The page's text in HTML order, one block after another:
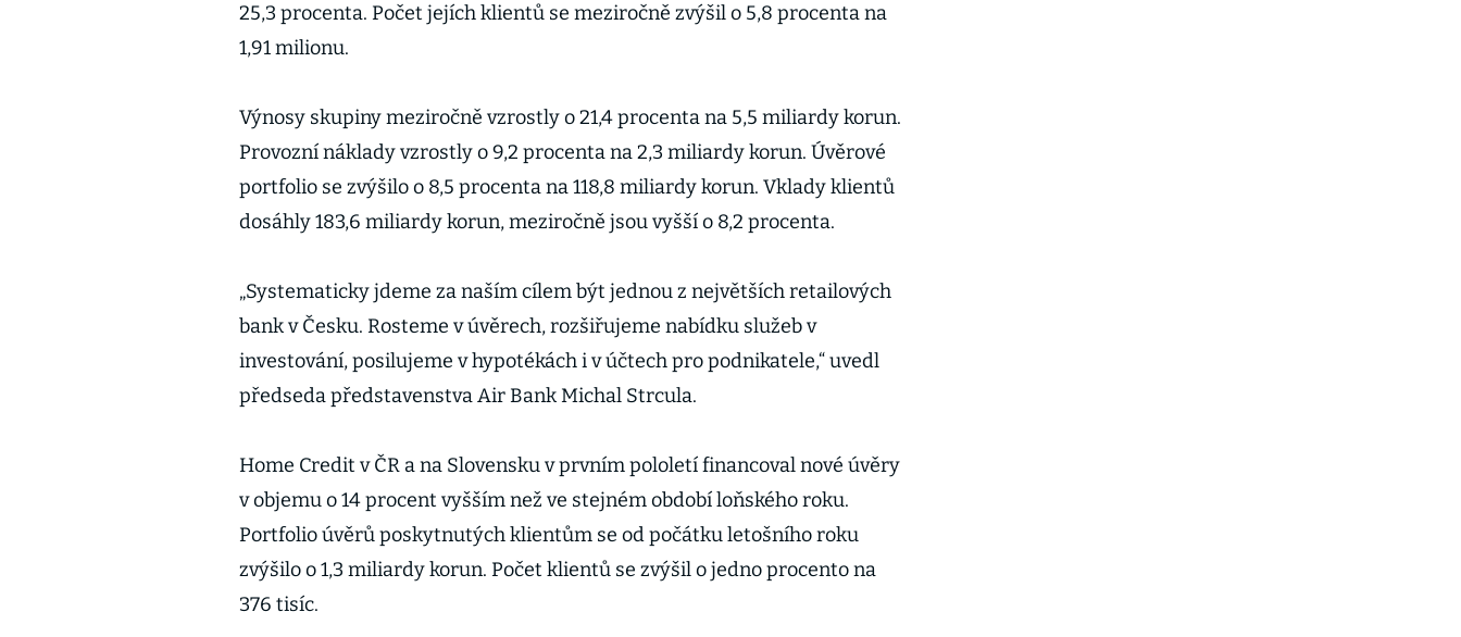
25,3 procenta. Počet jejích klientů se meziročně zvýšil o 5,8 procenta na
1,91 milionu.
Výnosy skupiny meziročně vzrostly o 21,4 procenta na 5,5 miliardy korun.
Provozní náklady vzrostly o 9,2 procenta na 2,3 miliardy korun. Úvěrové
portfolio se zvýšilo o 8,5 procenta na 118,8 miliardy korun. Vklady klientů
dosáhly 183,6 miliardy korun, meziročně jsou vyšší o 8,2 procenta.
„Systematicky jdeme za naším cílem být jednou z největších retailových
bank v Česku. Rosteme v úvěrech, rozšiřujeme nabídku služeb v
investování, posilujeme v hypotékách i v účtech pro podnikatele,“ uvedl
předseda představenstva Air Bank Michal Strcula.
Home Credit v ČR a na Slovensku v prvním pololetí financoval nové úvěry
v objemu o 14 procent vyšším než ve stejném období loňského roku.
Portfolio úvěrů poskytnutých klientům se od počátku letošního roku
zvýšilo o 1,3 miliardy korun. Počet klientů se zvýšil o jedno procento na
376 tisíc.